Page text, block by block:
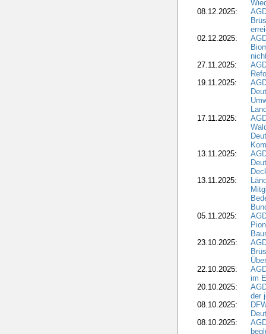
08.12.2025:
02.12.2025:
27.11.2025:
19.11.2025:
17.11.2025:
13.11.2025:
13.11.2025:
05.11.2025:
23.10.2025:
22.10.2025:
im
20.10.2025:
der
08.10.2025:
08.10.2025: